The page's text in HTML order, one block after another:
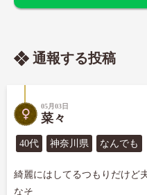
通報する投稿
05月03日
菜々
40代 神奈川県 なんでも
綺麗にはしてるつもりだけど
なそ